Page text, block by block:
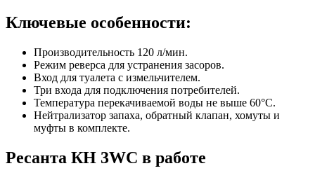
Ключевые особенности:
Производительность 120 л/мин.
Режим реверса для устранения засоров.
Вход для туалета с измельчителем.
Три входа для подключения потребителей.
Температура перекачиваемой воды не выше 60°С.
Нейтрализатор запаха, обратный клапан, хомуты и
муфты в комплекте.
Ресанта КН 3WC в работе